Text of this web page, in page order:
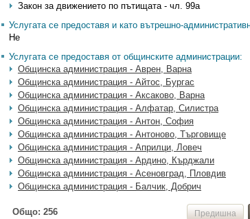
Закон за движението по пътищата - чл. 99а
Услугата се предоставя и като вътрешно-
Не
Услугата се предоставя от общинските администрации:
Общинска администрация - Аврен, Варна
Общинска администрация - Айтос, Бургас
Общинска администрация - Аксаково, Варна
Общинска администрация - Алфатар, Силистра
Общинска администрация - Антон, София
Общинска администрация - Антоново, Търговище
Общинска администрация - Априлци, Ловеч
Общинска администрация - Ардино, Кърджали
Общинска администрация - Асеновград, Пловдив
Общинска администрация - Балчик, Добрич
Общо: 256 Предишна